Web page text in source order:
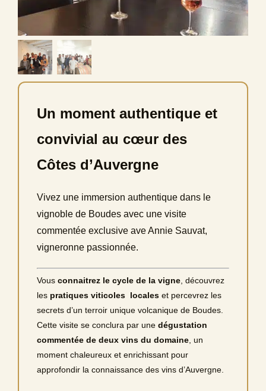
Un moment authentique et
convivial au cœur des
Côtes d’Auvergne
Vivez une immersion authentique dans le
vignoble de Boudes avec une visite
commentée exclusive ave Annie Sauvat,
vigneronne passionnée.
Vousconnaitrez le cycle de la vigne, découvrez
les pratiques viticoles localeset percevrez les
secrets d’un terroir unique volcanique de Boudes.
Cette visite se conclura par une dégustation
commentée de deux vins du domaine, un
moment chaleureux et enrichissant pour
approfondir la connaissance des vins d’Auvergne.